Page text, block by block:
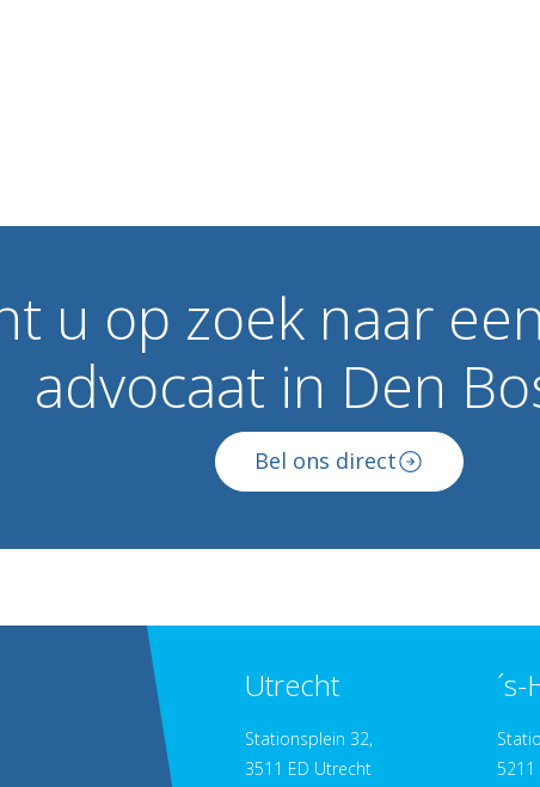
u op zoek naar een
advocaat in Den
Bel ons direct
Utrecht
Stationsplein 32,
3511 ED Utrecht
5211